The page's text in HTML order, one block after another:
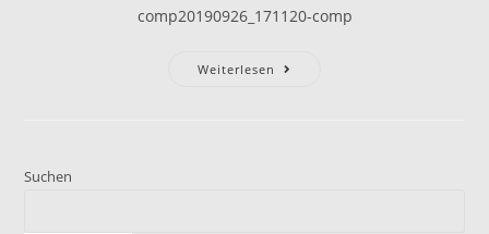
comp20190926_171120-comp
Weiterlesen Zeta
Suchen